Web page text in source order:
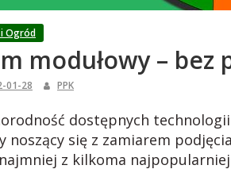
Ogród
modułowy – bez
01-28 PPK
dostępnych
noszący się z zamiarem
z kilkoma